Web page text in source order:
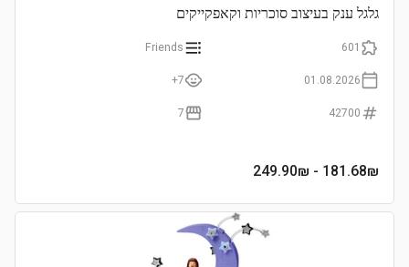
גלגל ענק בעיצוב סוכריות וקאפקייקים
601
Friends
01.08.2026
7+
42700
7
181.68₪
- 249.90₪